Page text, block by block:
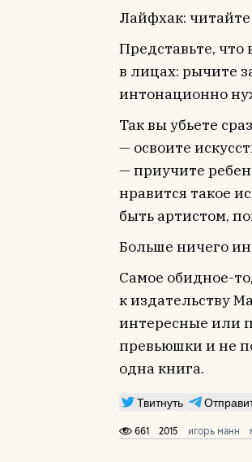
Лайфхак: читайте
Представьте,
в лицах: рычите
интонационно
Так вы убьете
— освоите
— приучите
нравится такое
быть артистом,
Больше ничего
Самое обидное-
к издательству
интересные или
превьюшки и не
одна книга.
Твитнуть
661 2015 игорь манн